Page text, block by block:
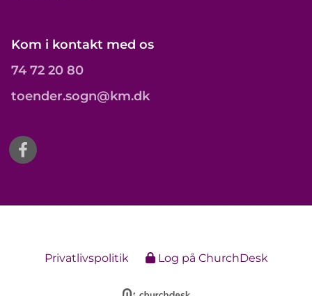
Kom i kontakt med os
74 72 20 80
toender.sogn@km.dk
Privatlivspolitik Log på ChurchDesk